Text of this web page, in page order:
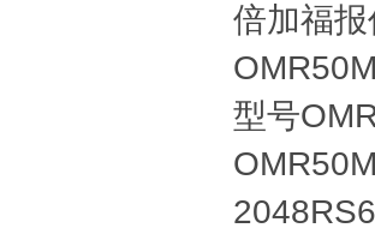
倍加福报
型号